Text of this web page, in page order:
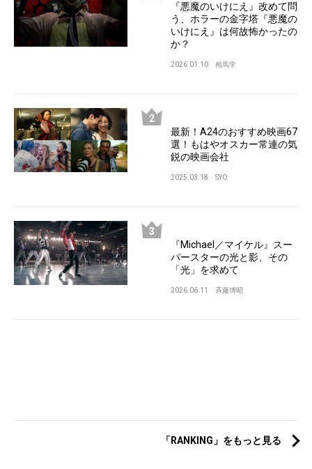
『悪魔のいけにえ』改めて問
う、ホラーの金字塔『悪魔の
いけにえ』は何故怖かったの
か？
2026.01.10 相馬学
最新！A24のおすすめ映画67
選！もはやオスカー常連の気
鋭の映画会社
2025.03.18 SYO
『Michael／マイケル』スー
パースターの光と影、その
「光」を求めて
2026.06.11 斉藤博昭
「RANKING」をもっと見る